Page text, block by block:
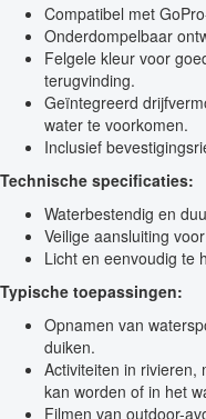
Compatibel met
Onderdompelbaar
Felgele kleur voor
terugvinding.
Geïntegreerd
water te voorkomen.
Inclusief
Technische specificaties:
Waterbestendig en
Veilige aansluiting
Licht en eenvoudig te
Typische toepassingen:
Opnamen van
duiken.
Activiteiten in rivieren,
kan worden of in het
Filmen van outdoor-